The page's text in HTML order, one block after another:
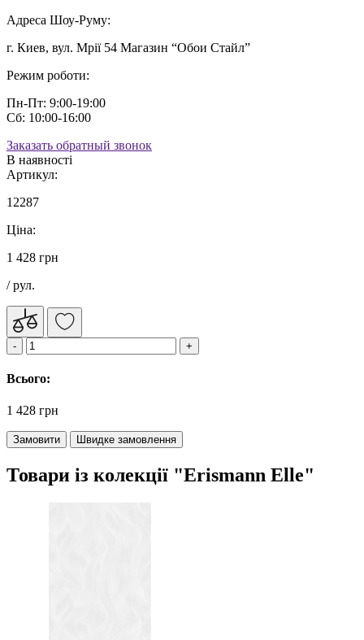
Адреса Шоу-Руму:
г. Киев, вул. Мрії 54 Магазин “Обои Стайл”
Режим роботи:
Пн-Пт: 9:00-19:00
Сб: 10:00-16:00
Заказать обратный звонок
В наявності
Артикул:
12287
Ціна:
1 428 грн
/ рул.
Всього:
1 428 грн
Замовити Швидке замовлення
Товари із колекції "Erismann Elle"